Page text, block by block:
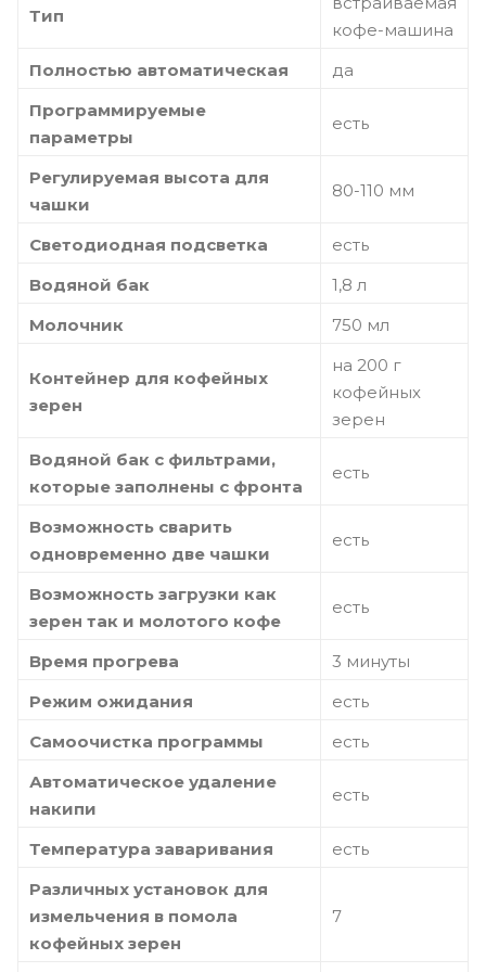
Тип
кофе-машина
Полностью автоматическая
да
Программируемые
параметры
есть
Регулируемая высота для
чашки
80-110 мм
Светодиодная подсветка
есть
Водяной бак
1,8 л
Молочник
750 мл
Контейнер для кофейных
зерен
на 200 г
кофейных
зерен
Водяной бак с фильтрами,
которые заполнены с фронта
есть
Возможность сварить
одновременно две чашки
есть
Возможность загрузки как
зерен так и молотого кофе
есть
Время прогрева
3 минуты
Режим ожидания
есть
Самоочистка программы
есть
Автоматическое удаление
накипи
есть
Температура заваривания
есть
Различных установок для
измельчения в помола
кофейных зерен
7